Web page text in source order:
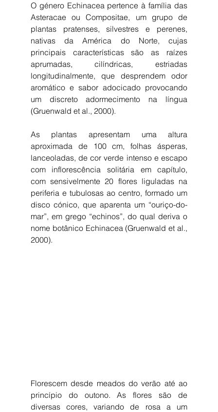
O género Echinacea pertence à família das
Asteracae ou Compositae, um grupo de
plantas pratenses, silvestres e perenes,
nativas da América do Norte, cujas
principais características são as raízes
aprumadas, cilíndricas, estriadas
longitudinalmente, que desprendem odor
aromático e sabor adocicado provocando
um discreto adormecimento na língua
(Gruenwald et al., 2000).
As plantas apresentam uma altura
aproximada de 100 cm, folhas ásperas,
lanceoladas, de cor verde intenso e escapo
com inflorescência solitária em capítulo,
com sensivelmente 20 flores liguladas na
periferia e tubulosas ao centro, formado um
disco cónico, que aparenta um “ouriço-do-
mar”, em grego “echinos”, do qual deriva o
nome botânico Echinacea (Gruenwald et al.,
2000).
Florescem desde meados do verão até ao
princípio do outono. As flores são de
diversas cores, variando de rosa a um